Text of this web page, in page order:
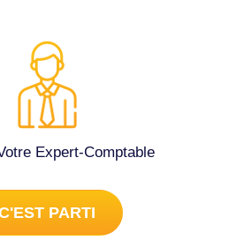
Expert-Comptable
PARTI